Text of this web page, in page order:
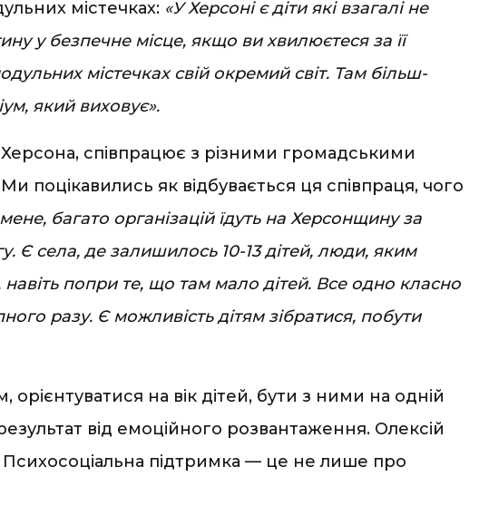
містечках: «У Херсоні є діти які взагалі не
у безпечне місце, якщо ви хвилюєтеся за її
містечках свій окремий світ. Там більш-
який виховує».
співпрацює з різними громадськими
поцікавились як відбувається ця співпраця, чого
багато організацій їдуть на Херсонщину за
Є села, де залишилось 10-13 дітей, люди, яким
навіть попри те, що там мало дітей. Все одно класно
разу. Є можливість дітям зібратися, побути
на вік дітей, бути з ними на одній
від емоційного розвантаження. Олексій
підтримка — це не лише про